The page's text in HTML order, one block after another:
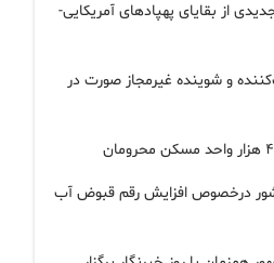
از بقایای پهپادهای آمریکایی-
و شوینده غیرمجاز صورت در
درخصوص افزایش رقم قبوض آب